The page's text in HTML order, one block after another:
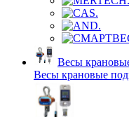
Весы
Весы крановые